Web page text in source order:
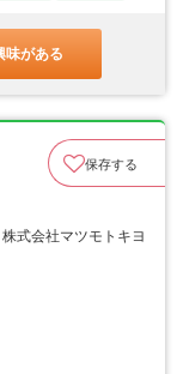
味がある
保存する
式会社マツモトキヨ